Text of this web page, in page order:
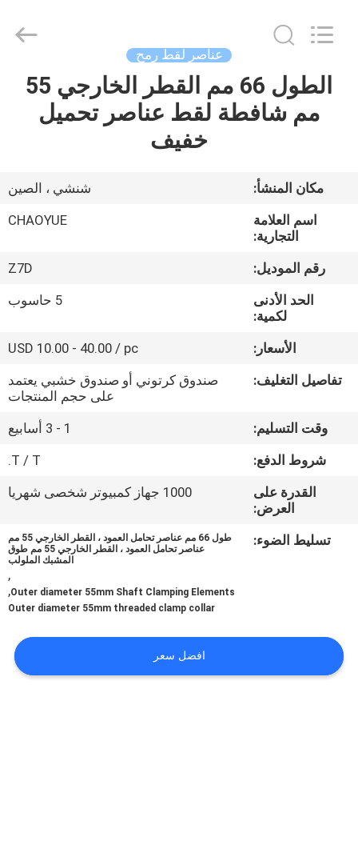
الصفحة
الرئيسية
معلومات
جولة
المعمل
الجودة
اتصل
أخبار
اطلب
اقتباس
Clutch
عناصر لقط رمح
الطول 66 مم القطر الخارجي 55
مم شافطة لقط عناصر تحميل
خفيف
مكان المنشأ:
شنشي ، الصين
اسم العلامة
التجارية:
CHAOYUE
رقم الموديل:
Z7D
الحد الأدنى
لكمية:
5 حاسوب
الأسعار:
USD 10.00 - 40.00 / pc
تفاصيل التغليف:
صندوق كرتوني أو صندوق خشبي يعتمد
على حجم المنتجات
وقت التسليم:
1 - 3 أسابيع
شروط الدفع:
T / T.
القدرة على
العرض:
1000 جهاز كمبيوتر شخصى شهريا
تسليط الضوء:
طول 66 مم عناصر تحامل العمود ، القطر الخارجي 55 مم
عناصر تحامل العمود ، القطر الخارجي 55 مم طوق
المشبك الملولب
,
Outer diameter 55mm Shaft Clamping Elements
,
Outer diameter 55mm threaded clamp collar
افضل سعر